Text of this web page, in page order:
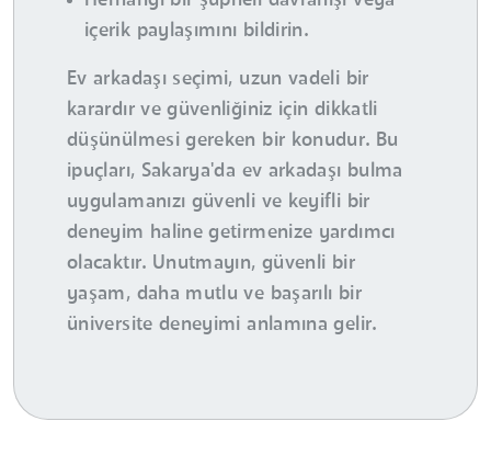
içerik paylaşımını bildirin.
Ev arkadaşı seçimi, uzun vadeli bir
karardır ve güvenliğiniz için dikkatli
düşünülmesi gereken bir konudur. Bu
ipuçları, Sakarya'da ev arkadaşı bulma
uygulamanızı güvenli ve keyifli bir
deneyim haline getirmenize yardımcı
olacaktır. Unutmayın, güvenli bir
yaşam, daha mutlu ve başarılı bir
üniversite deneyimi anlamına gelir.